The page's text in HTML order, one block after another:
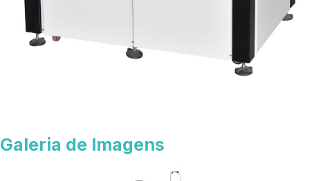
Galeria de Imagens